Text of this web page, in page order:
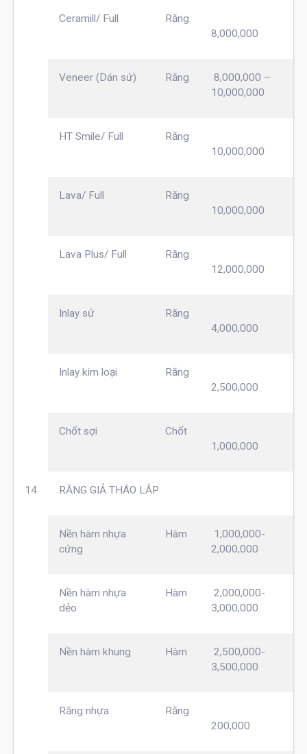
Ceramill/ Full
Răng
8,000,000
Veneer (Dán sứ) Răng
8,000,000 –
10,000,000
HT Smile/ Full
Răng
10,000,000
Lava/ Full
Răng
10,000,000
Lava Plus/ Full
Răng
12,000,000
Inlay sứ
Răng
4,000,000
Inlay kim loại
Răng
2,500,000
Chốt sợi
Chốt
1,000,000
14 RĂNG GIẢ THÁO LẮP
Nền hàm nhựa
cứng
Hàm
1,000,000-
2,000,000
Nền hàm nhựa
dẻo
Hàm
2,000,000-
3,000,000
Nền hàm khung Hàm
2,500,000-
3,500,000
Răng nhựa
Răng
200,000